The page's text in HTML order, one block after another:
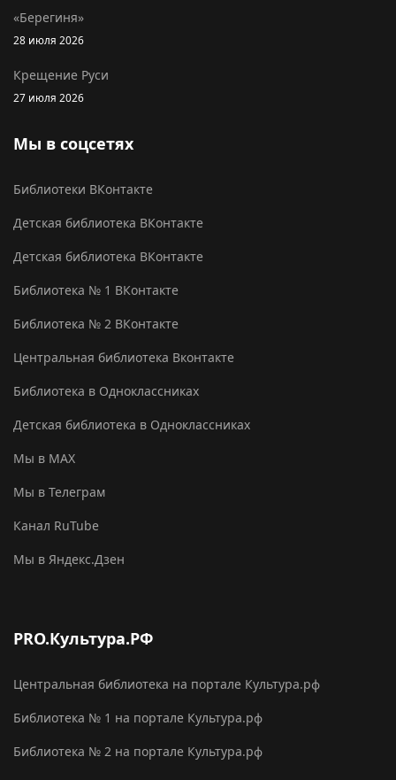
«Берегиня»
28 июля 2026
Крещение Руси
27 июля 2026
Мы в соцсетях
Библиотеки ВКонтакте
Детская библиотека ВКонтакте
Детская библиотека ВКонтакте
Библиотека № 1 ВКонтакте
Библиотека № 2 ВКонтакте
Центральная библиотека Вконтакте
Библиотека в Одноклассниках
Детская библиотека в Одноклассниках
Мы в MAX
Мы в Телеграм
Канал RuTube
Мы в Яндекс.Дзен
PRO.Культура.РФ
Центральная библиотека на портале Культура.рф
Библиотека № 1 на портале Культура.рф
Библиотека № 2 на портале Культура.рф